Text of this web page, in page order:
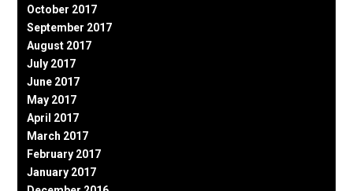
October 2017
September 2017
August 2017
July 2017
June 2017
May 2017
April 2017
March 2017
February 2017
January 2017